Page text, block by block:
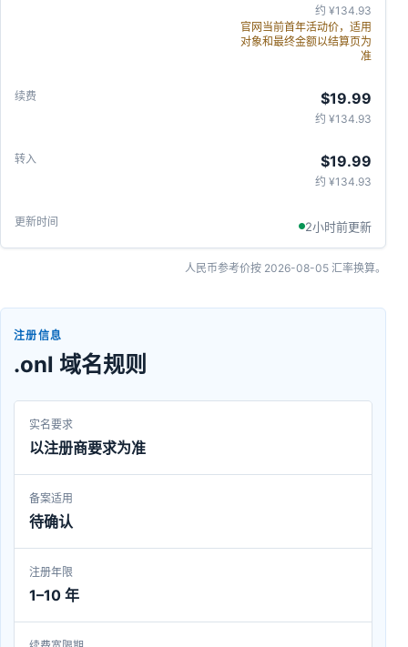
约 ¥134.93
官网当前首年活动价，适用
对象和最终金额以结算页为
准
$19.99
约 ¥134.93
$19.99
约 ¥134.93
2小时前更新
人民币参考价按 2026-08-05 汇率换算。
注册信息
.onl 域名规则
实名要求
以注册商要求为准
备案适用
待确认
注册年限
1–10 年